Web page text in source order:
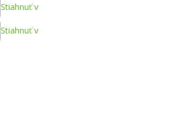
Stiahnuť v
Stiahnuť v